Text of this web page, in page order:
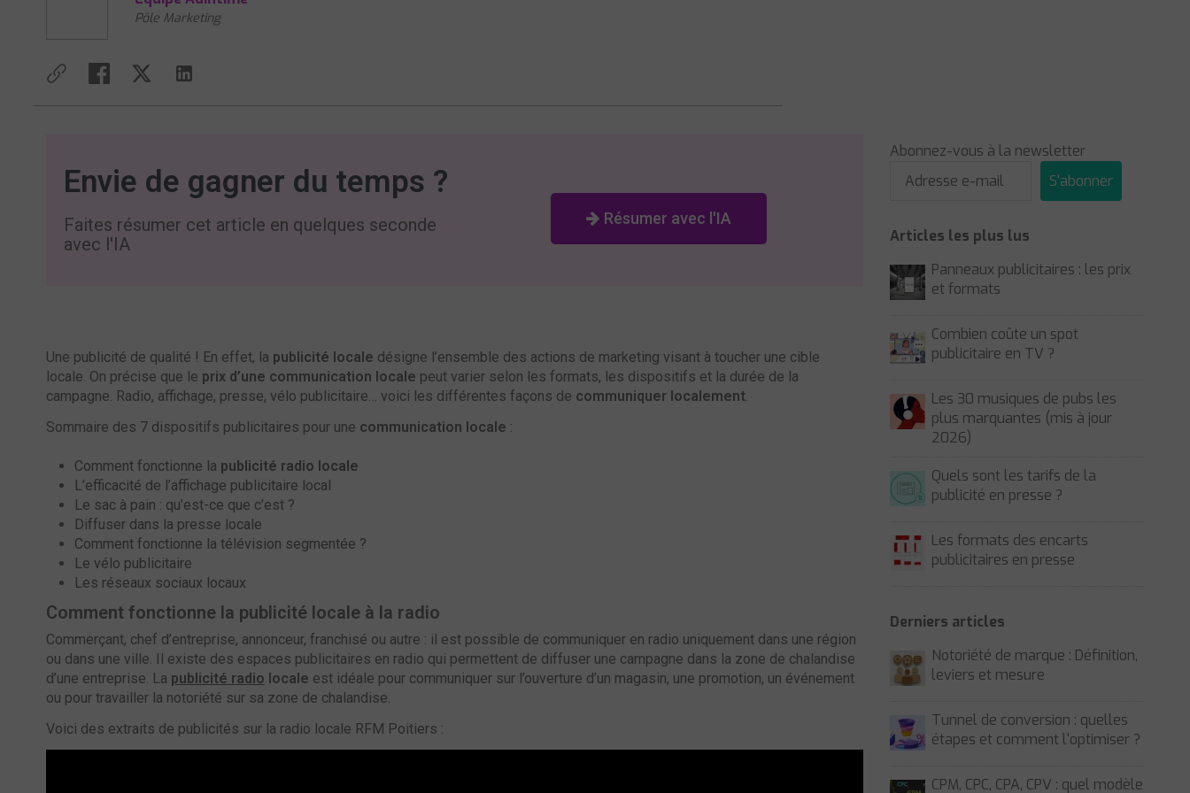
Pôle Marketing
Envie de gagner du temps ?
Faites résumer cet article en quelques seconde
avec l'IA
Résumer avec l'IA
Une publicité de qualité ! En effet, la publicité locale désigne l’ensemble des actions de marketing visant à toucher une cible
locale. On précise que le prix d’une communication locale peut varier selon les formats, les dispositifs et la durée de la
campagne. Radio, affichage, presse, vélo publicitaire… voici les différentes façons de communiquer localement.
Sommaire des 7 dispositifs publicitaires pour une communication locale :
Comment fonctionne la publicité radio locale
L’efficacité de l’affichage publicitaire local
Le sac à pain : qu’est-ce que c’est ?
Diffuser dans la presse locale
Comment fonctionne la télévision segmentée ?
Le vélo publicitaire
Les réseaux sociaux locaux
Comment fonctionne la publicité locale à la radio
Commerçant, chef d’entreprise, annonceur, franchisé ou autre : il est possible de communiquer en radio uniquement dans une région
ou dans une ville. Il existe des espaces publicitaires en radio qui permettent de diffuser une campagne dans la zone de chalandise
d’une entreprise. La publicité radio locale est idéale pour communiquer sur l’ouverture d’un magasin, une promotion, un événement
ou pour travailler la notoriété sur sa zone de chalandise.
Voici des extraits de publicités sur la radio locale RFM Poitiers :
Abonnez-vous à la newsletter
S'abonner
Articles les plus lus
Panneaux publicitaires : les prix
et formats
Combien coûte un spot
publicitaire en TV ?
Les 30 musiques de pubs les
plus marquantes (mis à jour
2026)
Quels sont les tarifs de la
publicité en presse ?
Les formats des encarts
publicitaires en presse
Derniers articles
Notoriété de marque : Définition,
leviers et mesure
Tunnel de conversion : quelles
étapes et comment l'optimiser ?
CPM, CPC, CPA, CPV : quel modèle